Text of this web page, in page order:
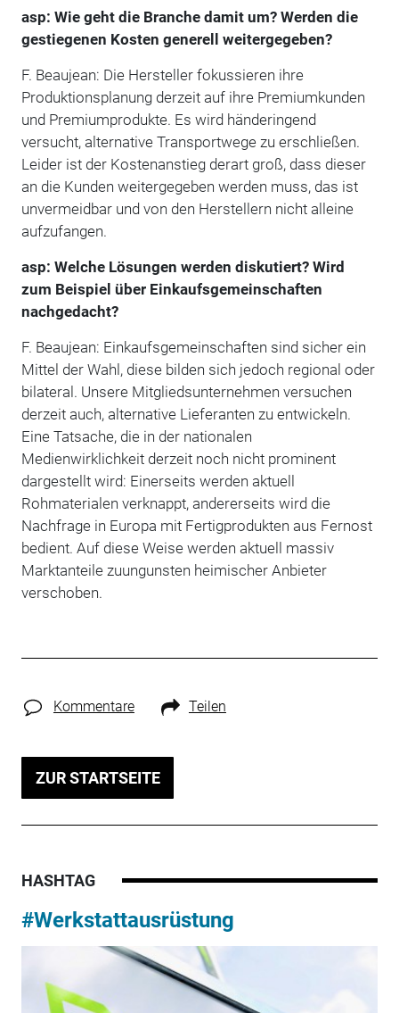
asp: Wie geht die Branche damit um? Werden die
gestiegenen Kosten generell weitergegeben?
F. Beaujean: Die Hersteller fokussieren ihre
Produktionsplanung derzeit auf ihre Premiumkunden
und Premiumprodukte. Es wird händeringend
versucht, alternative Transportwege zu erschließen.
Leider ist der Kostenanstieg derart groß, dass dieser
an die Kunden weitergegeben werden muss, das ist
unvermeidbar und von den Herstellern nicht alleine
aufzufangen.
asp: Welche Lösungen werden diskutiert? Wird
zum Beispiel über Einkaufsgemeinschaften
nachgedacht?
F. Beaujean: Einkaufsgemeinschaften sind sicher ein
Mittel der Wahl, diese bilden sich jedoch regional oder
bilateral. Unsere Mitgliedsunternehmen versuchen
derzeit auch, alternative Lieferanten zu entwickeln.
Eine Tatsache, die in der nationalen
Medienwirklichkeit derzeit noch nicht prominent
dargestellt wird: Einerseits werden aktuell
Rohmaterialen verknappt, andererseits wird die
Nachfrage in Europa mit Fertigprodukten aus Fernost
bedient. Auf diese Weise werden aktuell massiv
Marktanteile zuungunsten heimischer Anbieter
verschoben.
Kommentare Teilen
ZUR STARTSEITE
HASHTAG
#Werkstattausrüstung